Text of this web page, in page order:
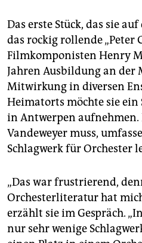
Das erste Stück, das sie
das rockig rollende „Peter
Filmkomponisten Henry
Jahren Ausbildung an der
Mitwirkung in diversen
Heimatorts möchte sie
in Antwerpen aufnehmen.
Vandeweyer muss,
Schlagwerk für Orchester
„Das war frustrierend,
Orchesterliteratur hat
erzählt sie im Gespräch.
nur sehr wenige